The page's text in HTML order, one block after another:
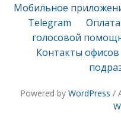
Мобильное
Telegram
Оплата
голосовой
Контакты офисов
Powered by WordPress /